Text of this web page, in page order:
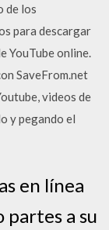
de los
para descargar
YouTube online.
SaveFrom.net
videos de
y pegando el
en línea
partes a su